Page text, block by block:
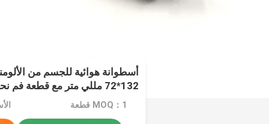
أسطوانة هوائية للجسم من
132*72 مللي متر مع قطعة فم نحاسية لآلات SM52/74
MOQ：1 قطعة